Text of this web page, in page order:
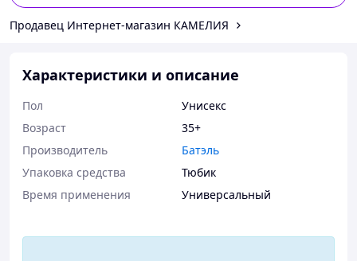
Продавец Интернет-магазин КАМЕЛИЯ
Характеристики и описание
Пол
Унисекс
Возраст
35+
Производитель
Батэль
Упаковка средства
Тюбик
Время применения
Универсальный